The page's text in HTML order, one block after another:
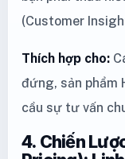
(Customer
Thích hợp cho:
đứng, sản phẩm
cầu sự tư vấn
4. Chiến